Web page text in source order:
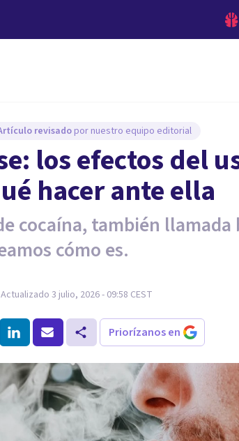
revisado por nuestro equipo editorial
los efectos del
hacer ante ella
cocaína, también
cómo es.
3 julio, 2026 - 09:58 CEST
Priorízanos en